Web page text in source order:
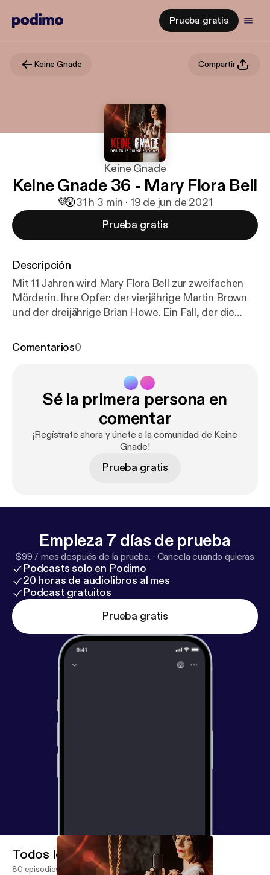
Prueba gratis
Keine Gnade Compartir
Keine Gnade
Keine Gnade 36 - Mary Flora Bell
💜😲31 h 3 min · 19 de jun de 2021
Prueba gratis
Descripción
Mit 11 Jahren wird Mary Flora Bell zur zweifachen
Mörderin. Ihre Opfer: der vierjährige Martin Brown
und der dreijährige Brian Howe. Ein Fall, der die
Comentarios0
Sé la primera persona en
comentar
¡Regístrate ahora y únete a la comunidad de Keine
Gnade!
Prueba gratis
Empieza 7 días de prueba
$99 / mes después de la prueba. · Cancela cuando quieras
Podcasts solo en Podimo
20 horas de audiolibros al mes
Podcast gratuitos
Prueba gratis
Todos los episodios
80 episodios